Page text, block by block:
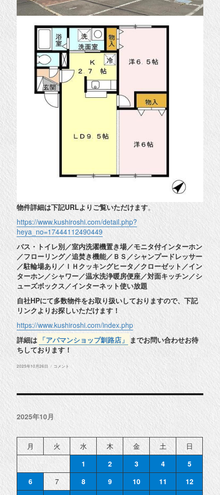
物件詳細は下記URLよりご覧いただけます。
https://www.kushiroshi.com/detail.php?
heya_no=17444112490449
バス・トイレ別／室内洗濯機置き場／モニタ付インターホン
／フローリング／追焚き機能／ＢＳ／シャンプードレッサー
／駐輪場あり／ＩＨクッキングヒータ／クローゼット／イン
ターホン／シャワー／温水洗浄暖房便座／対面キッチン／シ
ューズボックス／インターネット使い放題
自社HPにて多数物件をお取り扱いしておりますので、下記
リンクよりお探しいただけます！
https://www.kushiroshi.com/index.php
詳細は 「アパマンショップ釧路店」
までお問い合わせお待
ちしております！
投
2025年10月26日
◆
物
件
紹
介
コメント
2025年10月
月 火 水 木 金 土
日
1
2 3 4
5
6
7 8 9 10 11
12